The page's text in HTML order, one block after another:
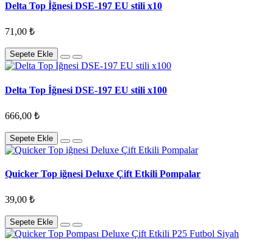
Delta Top İğnesi DSE-197 EU stili x10
71,00 ₺
Sepete Ekle
Delta Top İğnesi DSE-197 EU stili x100
666,00 ₺
Sepete Ekle
Quicker Top iğnesi Deluxe Çift Etkili Pompalar
39,00 ₺
Sepete Ekle